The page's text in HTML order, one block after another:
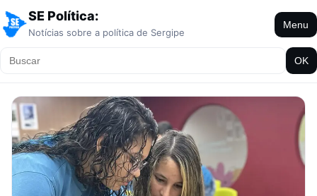
SE Política:
Notícias sobre a política de Sergipe
Menu
OK